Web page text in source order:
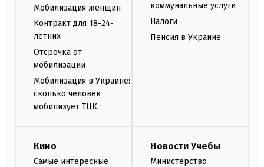
Мобилизация женщин
Контракт для 18-24-
летних
Отсрочка от
мобилизации
Мобилизация в Украине:
сколько человек
мобилизует ТЦК
коммунальные услуги
Налоги
Пенсия в Украине
Кино
Самые интересные
Новости Учебы
Министерство